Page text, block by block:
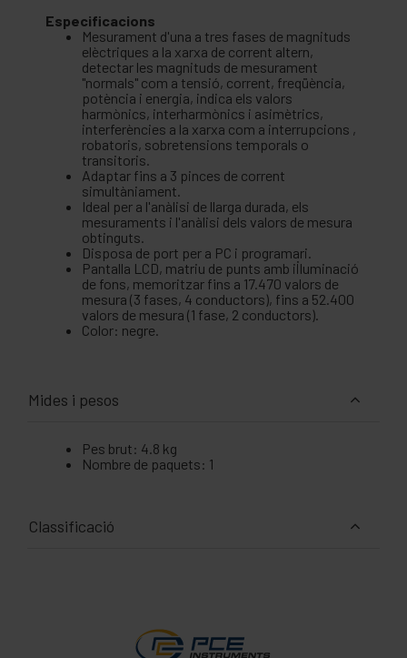
Especificacions
Mesurament d'una a tres fases de magnituds
elèctriques a la xarxa de corrent altern,
detectar les magnituds de mesurament
"normals" com a tensió, corrent, freqüència,
potència i energia, indica els valors
harmònics, interharmònics i asimètrics,
interferències a la xarxa com a interrupcions ,
robatoris, sobretensions temporals o
transitoris.
Adaptar fins a 3 pinces de corrent
simultàniament.
Ideal per a l'anàlisi de llarga durada, els
mesuraments i l'anàlisi dels valors de mesura
obtinguts.
Disposa de port per a PC i programari.
Pantalla LCD, matriu de punts amb il·luminació
de fons, memoritzar fins a 17.470 valors de
mesura (3 fases, 4 conductors), fins a 52.400
valors de mesura (1 fase, 2 conductors).
Color: negre.
Mides i pesos
Pes brut: 4.8 kg
Nombre de paquets: 1
Classificació